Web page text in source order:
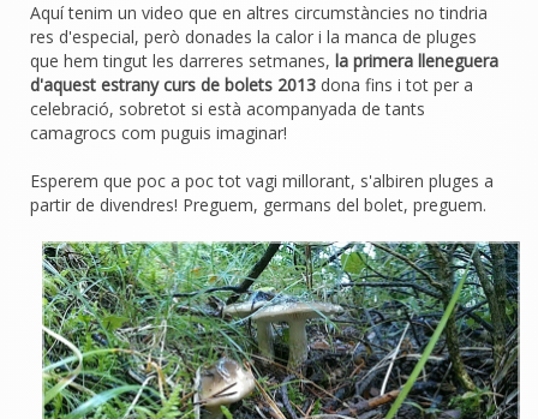
Aquí tenim un video que en altres circumstàncies no tindria
res d'especial, però donades la calor i la manca de pluges
que hem tingut les darreres setmanes, la primera lleneguera
d'aquest estrany curs de bolets 2013 dona fins i tot per a
celebració, sobretot si està acompanyada de tants
camagrocs com puguis imaginar!
Esperem que poc a poc tot vagi millorant, s'albiren pluges a
partir de divendres! Preguem, germans del bolet, preguem.